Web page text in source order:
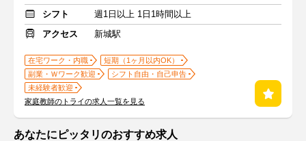
シフト
週1日以上 1日1時間以上
アクセス
新城駅
在宅ワーク・内職
短期（1ヶ月以内OK）
副業・Ｗワーク歓迎
シフト自由・自己申告
未経験者歓迎
家庭教師のトライの求人一覧を見る
あなたにピッタリのおすすめ求人